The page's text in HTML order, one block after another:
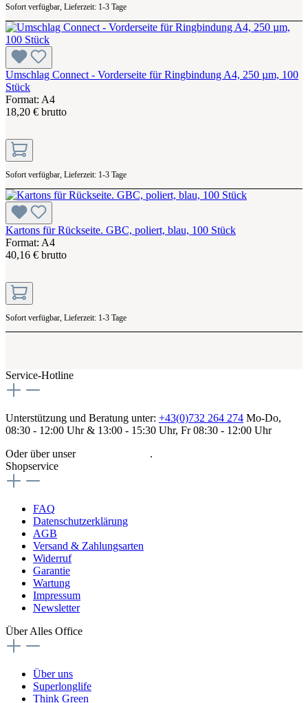
Sofort verfügbar, Lieferzeit: 1-3 Tage
Umschlag Connect - Vorderseite für Ringbindung A4, 250 µm, 100
Stück
Format: A4
18,20 € brutto
Sofort verfügbar, Lieferzeit: 1-3 Tage
Kartons für Rückseite. GBC, poliert, blau, 100 Stück
Format: A4
40,16 € brutto
Sofort verfügbar, Lieferzeit: 1-3 Tage
Service-Hotline
Unterstützung und Beratung unter: +43(0)732 264 274 Mo-Do,
08:30 - 12:00 Uhr & 13:00 - 15:30 Uhr, Fr 08:30 - 12:00 Uhr
Oder über unser
.
Shopservice
FAQ
Datenschutzerklärung
AGB
Versand & Zahlungsarten
Widerruf
Garantie
Wartung
Impressum
Newsletter
Über Alles Office
Über uns
Superlonglife
Think Green